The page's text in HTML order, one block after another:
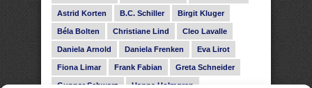
Astrid Korten B.C. Schiller Birgit Kluger
Béla Bolten Christiane Lind Cleo Lavalle
Daniela Arnold Daniela Frenken Eva Lirot
Fiona Limar Frank Fabian Greta Schneider
Gunnar Schwarz Hanna Holmgren